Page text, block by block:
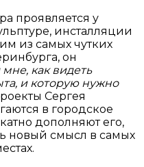
проявляется у
инсталляции
из самых чутких
он
мне, как видеть
и которую нужно
Сергея
в городское
дополняют его,
новый смысл в самых